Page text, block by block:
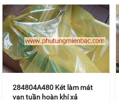
284804A480 Két làm mát
van tuần hoàn khí xả